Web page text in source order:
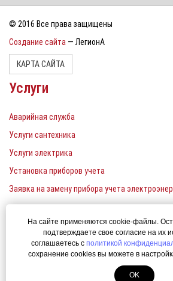
© 2016 Все права защищены
Создание сайта — ЛегионА
КАРТА САЙТА
Услуги
Аварийная служба
Услуги сантехника
Услуги электрика
Установка приборов учета
Заявка на замену прибора учета
Единый телефон: 380-22-00
uk-ener@yandex.ru
г.Екатеринбург, ул. Белинского, 177а/
На сайте применяются cookie-файлы.
подтверждаете свое согласие на их
соглашаетесь с политикой
сохранение cookies вы можете в
OK